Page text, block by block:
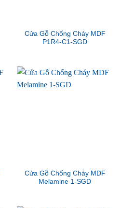
Cửa Gỗ Chống Cháy MDF
P1R4-C1-SGD
Cửa Gỗ Chống Cháy MDF
Melamine 1-SGD